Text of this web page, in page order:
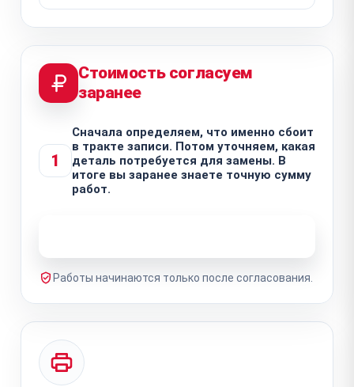
Стоимость согласуем
заранее
1
Сначала определяем, что именно сбоит
в тракте записи. Потом уточняем, какая
деталь потребуется для замены. В
итоге вы заранее знаете точную сумму
работ.
Работы начинаются только после согласования.